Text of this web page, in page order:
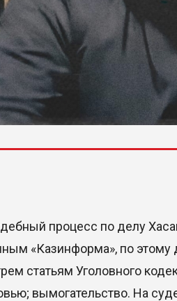
процесс по делу
«Казинформа», по этому
статьям Уголовного
вымогательство. На